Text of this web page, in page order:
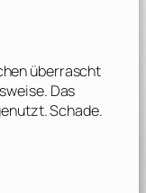
überrascht
Das
Schade.